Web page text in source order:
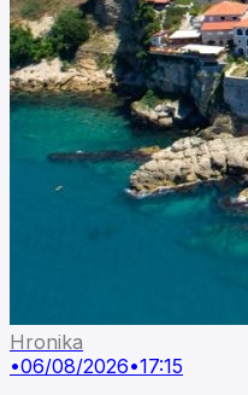
Hronika
•06/08/2026•17:15